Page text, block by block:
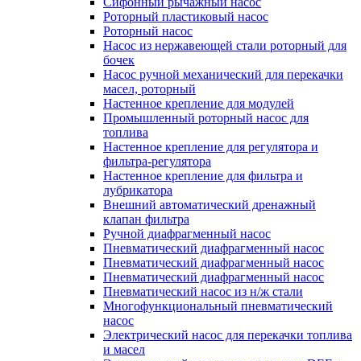
Роторный пластиковый насос
Роторный насос
Насос из нержавеющей стали роторный для
бочек
Насос ручной механический для перекачки
масел, роторный
Настенное крепление для модулей
Промышленный роторный насос для
топлива
Настенное крепление для регулятора и
фильтра-регулятора
Настенное крепление для фильтра и
лубрикатора
Внешний автоматический дренажный
клапан фильтра
Ручной диафрагменный насос
Пневматический диафрагменный насос
Пневматический диафрагменный насос
Пневматический диафрагменный насос
Пневматический насос из н/ж стали
Многофункциональный пневматический
насос
Электрический насос для перекачки топлива
и масел